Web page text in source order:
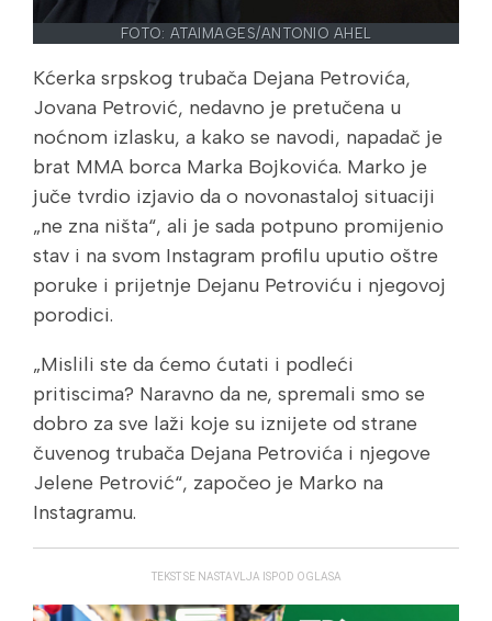
FOTO: ATAIMAGES/ANTONIO AHEL
Kćerka srpskog trubača Dejana Petrovića,
Jovana Petrović, nedavno je pretučena u
noćnom izlasku, a kako se navodi, napadač je
brat MMA borca Marka Bojkovića. Marko je
juče tvrdio izjavio da o novonastaloj situaciji
„ne zna ništa“, ali je sada potpuno promijenio
stav i na svom Instagram profilu uputio oštre
poruke i prijetnje Dejanu Petroviću i njegovoj
porodici.
„Mislili ste da ćemo ćutati i podleći
pritiscima? Naravno da ne, spremali smo se
dobro za sve laži koje su iznijete od strane
čuvenog trubača Dejana Petrovića i njegove
Jelene Petrović“, započeo je Marko na
Instagramu.
TEKST SE NASTAVLJA ISPOD OGLASA